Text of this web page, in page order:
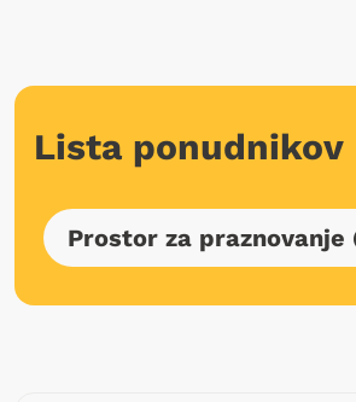
Lista ponudnikov
Prostor za praznovanje